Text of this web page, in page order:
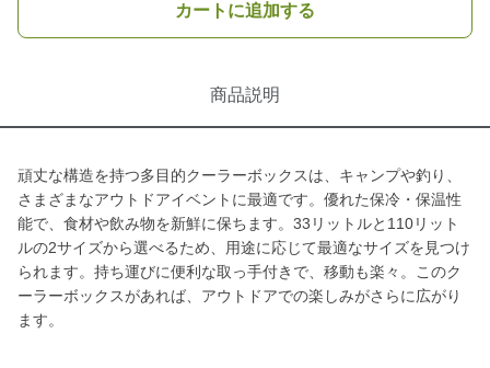
カートに追加する
商品説明
頑丈な構造を持つ多目的クーラーボックスは、キャンプや釣り、
さまざまなアウトドアイベントに最適です。優れた保冷・保温性
能で、食材や飲み物を新鮮に保ちます。33リットルと110リット
ルの2サイズから選べるため、用途に応じて最適なサイズを見つけ
られます。持ち運びに便利な取っ手付きで、移動も楽々。このク
ーラーボックスがあれば、アウトドアでの楽しみがさらに広がり
ます。